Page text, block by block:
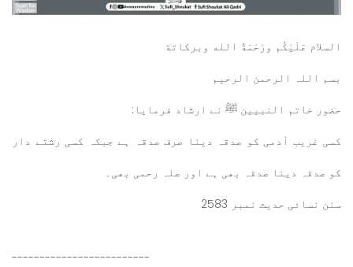
السلام عَلَيْكُم ورَحْمَةُ الله وبركاتة
بسم اللہ الرحمن الرحيم
حضور خاتم النبیین ﷺ نے ارشاد فرمایا:
کسی غریب آدمی کو صدقہ دینا صرف صدقہ ہے جبکہ کسی رشتے دار
کو صدقہ دینا صدقہ بھی ہے اور صلہ رحمی بھی۔
سنن نسائی حدیث نمبر 2583
-------------------------